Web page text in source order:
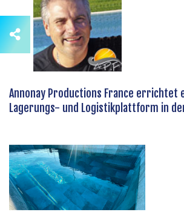
Annonay Productions France errichtet
Lagerungs- und Logistikplattform in